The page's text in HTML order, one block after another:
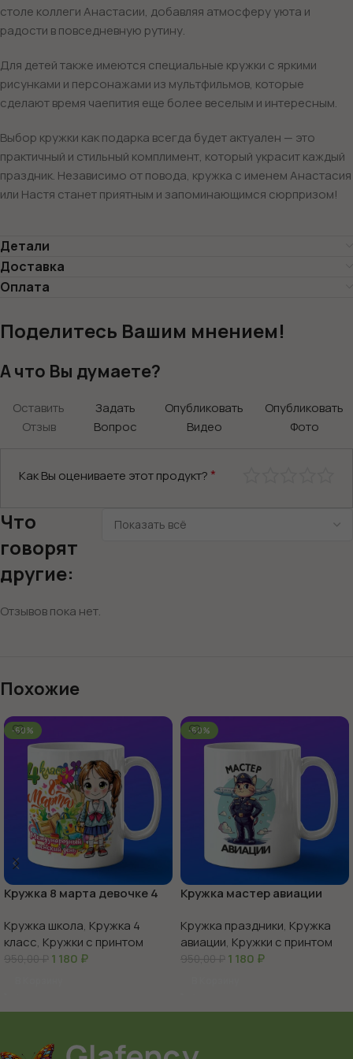
столе коллеги Анастасии, добавляя атмосферу уюта и
радости в повседневную рутину.
Для детей также имеются специальные кружки с яркими
рисунками и персонажами из мультфильмов, которые
сделают время чаепития еще более веселым и интересным.
Выбор кружки как подарка всегда будет актуален — это
практичный и стильный комплимент, который украсит каждый
праздник. Независимо от повода, кружка с именем Анастасия
или Настя станет приятным и запоминающимся сюрпризом!
Детали
Доставка
Оплата
Поделитесь Вашим мнением!
А что Вы думаете?
Оставить
Отзыв
Задать
Вопрос
Опубликовать
Видео
Опубликовать
Фото
Как Вы оцениваете этот продукт? *
Что
говорят
другие:
Отзывов пока нет.
Похожие
-60%
Кружка 8 марта девочке 4
Кружка школа, Кружка 4
класс, Кружки с принтом
950,00₽ 1 180 ₽
-60%
Кружка мастер авиации
Кружка праздники, Кружка
авиации, Кружки с принтом
950,00₽ 1 180 ₽